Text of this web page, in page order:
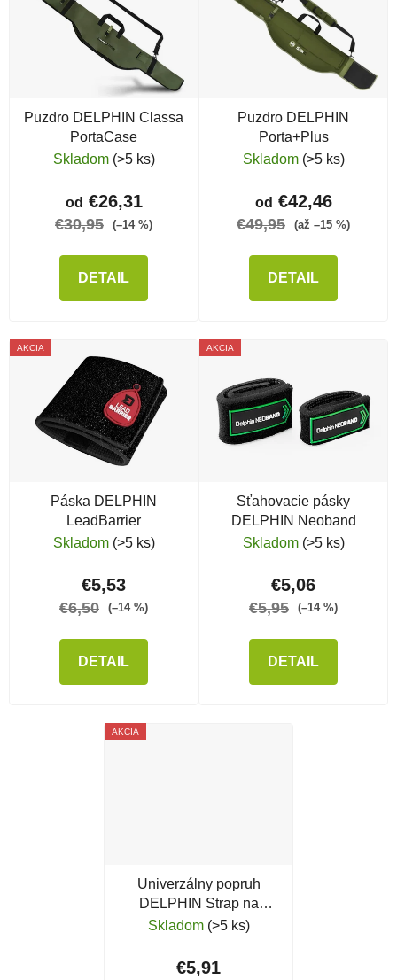
Puzdro DELPHIN Classa
PortaCase
Skladom (>5 ks)
od €26,31
€30,95 (–14 %)
DETAIL
Puzdro DELPHIN
Porta+Plus
Skladom (>5 ks)
od €42,46
€49,95 (až –15 %)
DETAIL
AKCIA
Páska DELPHIN
LeadBarrier
Skladom (>5 ks)
€5,53
€6,50 (–14 %)
DETAIL
AKCIA
Sťahovacie pásky
DELPHIN Neoband
Skladom (>5 ks)
€5,06
€5,95 (–14 %)
DETAIL
AKCIA
Univerzálny popruh
DELPHIN Strap na
rameno
Skladom (>5 ks)
€5,91